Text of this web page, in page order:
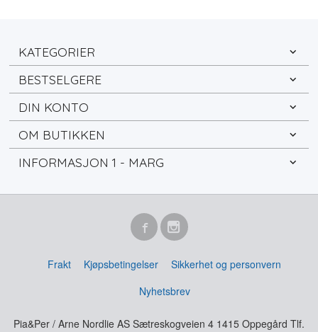
KATEGORIER
BESTSELGERE
DIN KONTO
OM BUTIKKEN
INFORMASJON 1 - MARG
Frakt Kjøpsbetingelser
Sikkerhet og personvern
Nyhetsbrev
Pia&Per / Arne Nordlie AS Sætreskogveien 4 1415 Oppegård Tlf.